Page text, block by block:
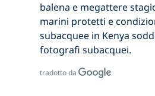
balena e megattere
marini protetti e
subacquee in Kenya
fotografi subacquei.
tradotto da